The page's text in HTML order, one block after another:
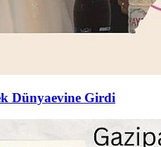
Dünyaevine Girdi